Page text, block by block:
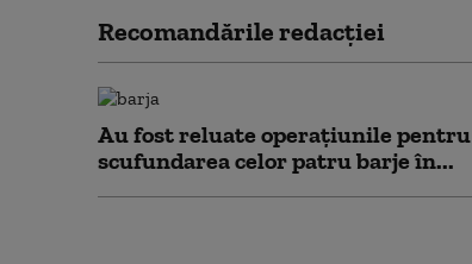
Recomandările redacţiei
Au fost reluate operațiunile pentru
scufundarea celor patru barje în...